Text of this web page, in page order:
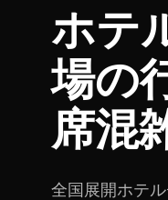
ホテ
場の
席混
全国展開ホテ